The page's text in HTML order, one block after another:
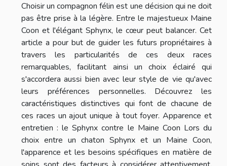
Choisir un compagnon félin est une décision qui ne doit
pas être prise à la légère. Entre le majestueux Maine
Coon et l'élégant Sphynx, le cœur peut balancer. Cet
article a pour but de guider les futurs propriétaires à
travers les particularités de ces deux races
remarquables, facilitant ainsi un choix éclairé qui
s'accordera aussi bien avec leur style de vie qu'avec
leurs préférences personnelles. Découvrez les
caractéristiques distinctives qui font de chacune de
ces races un ajout unique à tout foyer. Apparence et
entretien : le Sphynx contre le Maine Coon Lors du
choix entre un chaton Sphynx et un Maine Coon,
l'apparence et les besoins spécifiques en matière de